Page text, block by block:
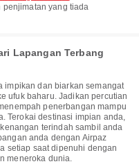
yang tiada
Lapangan Terbang
impikan dan biarkan semangat
ufuk baharu. Jadikan percutian
penerbangan mampu
Terokai destinasi impian anda,
terindah sambil anda
anda dengan Airpaz
setiap saat dipenuhi dengan
meneroka dunia.